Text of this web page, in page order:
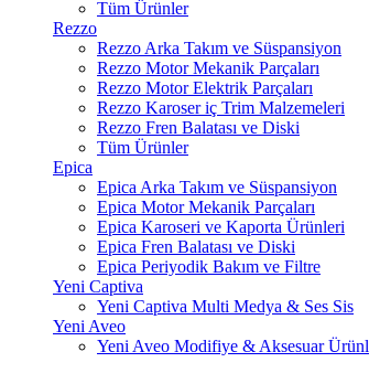
Tüm Ürünler
Rezzo
Rezzo Arka Takım ve Süspansiyon
Rezzo Motor Mekanik Parçaları
Rezzo Motor Elektrik Parçaları
Rezzo Karoser iç Trim Malzemeleri
Rezzo Fren Balatası ve Diski
Tüm Ürünler
Epica
Epica Arka Takım ve Süspansiyon
Epica Motor Mekanik Parçaları
Epica Karoseri ve Kaporta Ürünleri
Epica Fren Balatası ve Diski
Epica Periyodik Bakım ve Filtre
Yeni Captiva
Yeni Captiva Multi Medya & Ses Sis
Yeni Aveo
Yeni Aveo Modifiye & Aksesuar Ürünl